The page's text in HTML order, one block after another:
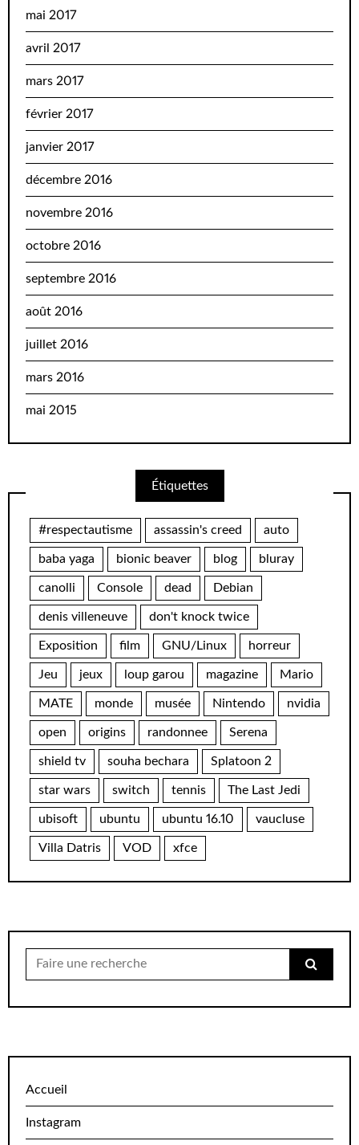
mai 2017
avril 2017
mars 2017
février 2017
janvier 2017
décembre 2016
novembre 2016
octobre 2016
septembre 2016
août 2016
juillet 2016
mars 2016
mai 2015
Étiquettes
#respectautisme assassin's creed auto
baba yaga bionic beaver blog bluray
canolli Console dead Debian
denis villeneuve don't knock twice
Exposition film GNU/Linux horreur
Jeu jeux loup garou magazine Mario
MATE monde musée Nintendo nvidia
open origins randonnee Serena
shield tv souha bechara Splatoon 2
star wars switch tennis The Last Jedi
ubisoft ubuntu ubuntu 16.10 vaucluse
Villa Datris VOD xfce
pour:
Accueil
Instagram